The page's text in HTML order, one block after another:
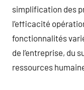
simplification des
l’efficacité
fonctionnalités
de l’entreprise, du
ressources